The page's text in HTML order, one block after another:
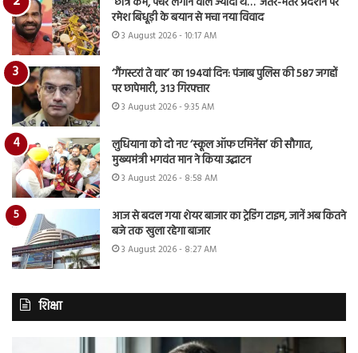
रमेश बिधूड़ी के बयान से मचा नया विवाद
3 August 2026 - 10:17 AM
‘गैंगस्टरां ते वार’ का 194वां दिन: पंजाब पुलिस की 587 जगहों
पर छापेमारी, 313 गिरफ्तार
3 August 2026 - 9:35 AM
लुधियाना को दो नए ‘स्कूल ऑफ एमिनेंस’ की सौगात,
मुख्यमंत्री भगवंत मान ने किया उद्घाटन
3 August 2026 - 8:58 AM
आज से बदल गया शेयर बाजार का ट्रेडिंग टाइम, जानें अब कितने
बजे तक खुला रहेगा बाजार
3 August 2026 - 8:27 AM
शिक्षा